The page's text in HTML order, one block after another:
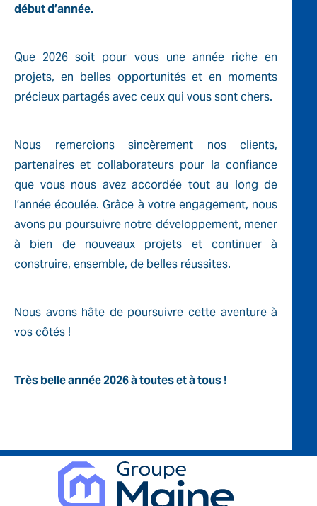
début d’année.
Que 2026 soit pour vous une année riche en
projets, en belles opportunités et en moments
précieux partagés avec ceux qui vous sont chers.
Nous remercions sincèrement nos clients,
partenaires et collaborateurs pour la confiance
que vous nous avez accordée tout au long de
l’année écoulée. Grâce à votre engagement, nous
avons pu poursuivre notre développement, mener
à bien de nouveaux projets et continuer à
construire, ensemble, de belles réussites.
Nous avons hâte de poursuivre cette aventure à
vos côtés !
Très belle année 2026 à toutes et à tous !